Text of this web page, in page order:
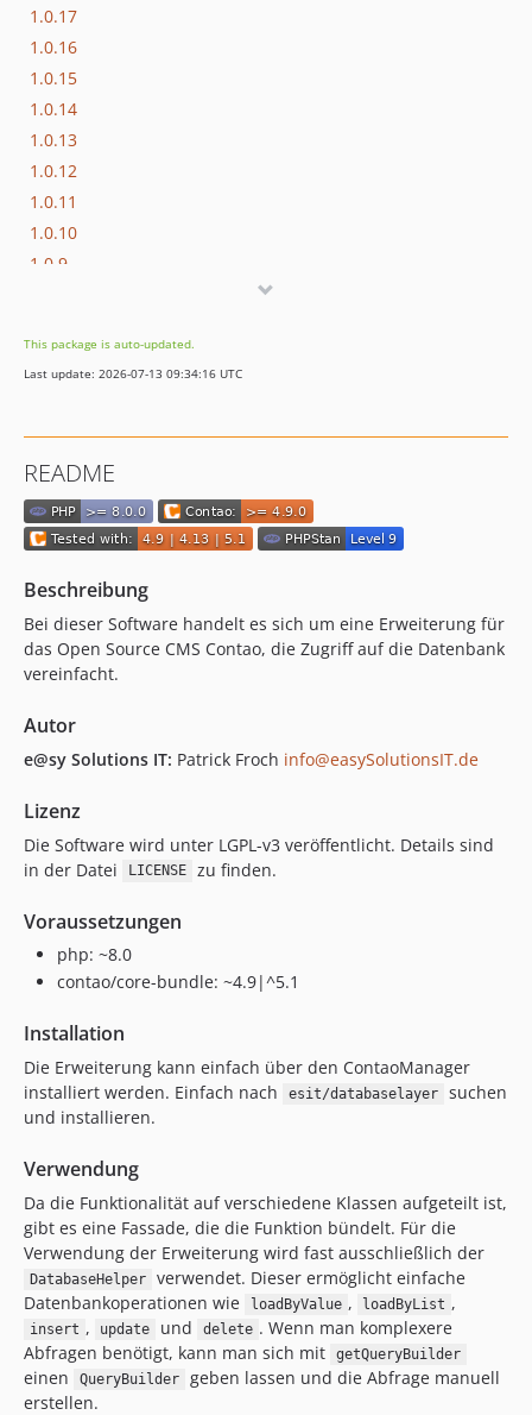
1.0.17
1.0.16
1.0.15
1.0.14
1.0.13
1.0.12
1.0.11
1.0.10
1.0.9
1.0.6
1.0.5
1.0.2
1.0.1
1.0.0
This package is auto-updated.
Last update: 2026-07-13 09:34:16 UTC
README
Beschreibung
Bei dieser Software handelt es sich um eine Erweiterung für
das Open Source CMS Contao, die Zugriff auf die Datenbank
vereinfacht.
Autor
e@sy Solutions IT: Patrick Froch info@easySolutionsIT.de
Lizenz
Die Software wird unter LGPL-v3 veröffentlicht. Details sind
in der Datei
LICENSE zu finden.
Voraussetzungen
php: ~8.0
contao/core-bundle: ~4.9|^5.1
Installation
Die Erweiterung kann einfach über den ContaoManager
installiert werden. Einfach nach
esit/databaselayer
suchen
und installieren.
Verwendung
Da die Funktionalität auf verschiedene Klassen aufgeteilt ist,
gibt es eine Fassade, die die Funktion bündelt. Für die
Verwendung der Erweiterung wird fast ausschließlich der
DatabaseHelper
verwendet. Dieser ermöglicht einfache
Datenbankoperationen wie
loadByValue , loadByList ,
insert , update und delete . Wenn man komplexere
Abfragen benötigt, kann man sich mit
getQueryBuilder
einen QueryBuilder
geben lassen und die Abfrage manuell
erstellen.